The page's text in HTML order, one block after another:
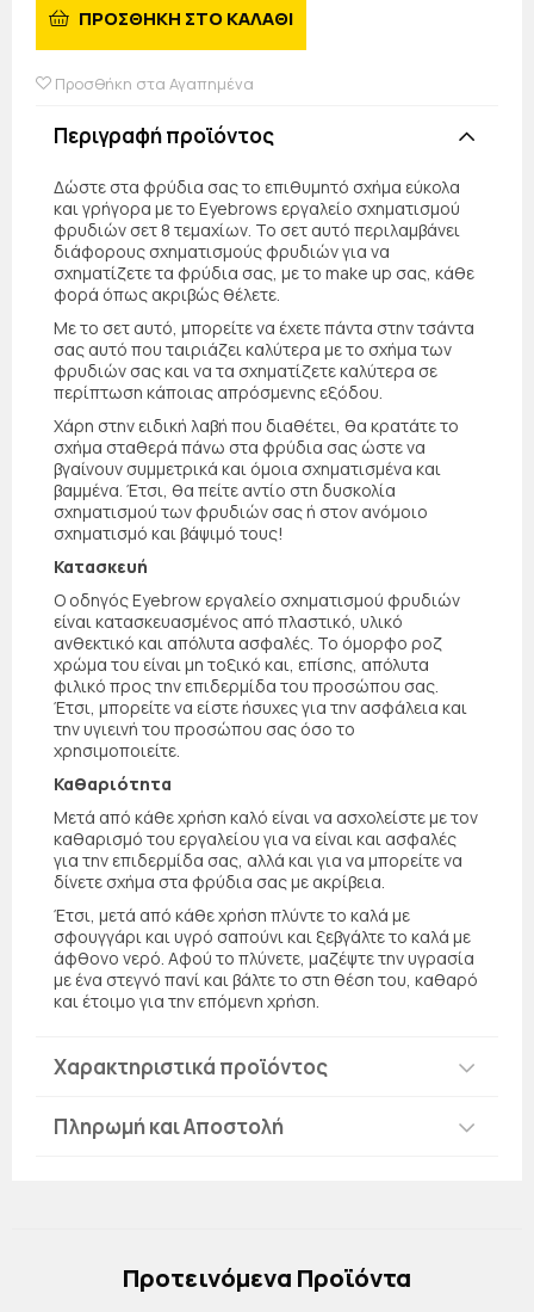
ΠΡΟΣΘΗΚΗ ΣΤΟ ΚΑΛΑΘΙ
Προσθήκη στα Αγαπημένα
Περιγραφή προϊόντος
Δώστε στα φρύδια σας το επιθυμητό σχήμα εύκολα
και γρήγορα με το Eyebrows εργαλείο σχηματισμού
φρυδιών σετ 8 τεμαχίων. Το σετ αυτό περιλαμβάνει
διάφορους σχηματισμούς φρυδιών για να
σχηματίζετε τα φρύδια σας, με το make up σας, κάθε
φορά όπως ακριβώς θέλετε.
Με το σετ αυτό, μπορείτε να έχετε πάντα στην τσάντα
σας αυτό που ταιριάζει καλύτερα με το σχήμα των
φρυδιών σας και να τα σχηματίζετε καλύτερα σε
περίπτωση κάποιας απρόσμενης εξόδου.
Χάρη στην ειδική λαβή που διαθέτει, θα κρατάτε το
σχήμα σταθερά πάνω στα φρύδια σας ώστε να
βγαίνουν συμμετρικά και όμοια σχηματισμένα και
βαμμένα. Έτσι, θα πείτε αντίο στη δυσκολία
σχηματισμού των φρυδιών σας ή στον ανόμοιο
σχηματισμό και βάψιμό τους!
Κατασκευή
Ο οδηγός Eyebrow εργαλείο σχηματισμού φρυδιών
είναι κατασκευασμένος από πλαστικό, υλικό
ανθεκτικό και απόλυτα ασφαλές. Το όμορφο ροζ
χρώμα του είναι μη τοξικό και, επίσης, απόλυτα
φιλικό προς την επιδερμίδα του προσώπου σας.
Έτσι, μπορείτε να είστε ήσυχες για την ασφάλεια και
την υγιεινή του προσώπου σας όσο το
χρησιμοποιείτε.
Καθαριότητα
Μετά από κάθε χρήση καλό είναι να ασχολείστε με τον
καθαρισμό του εργαλείου για να είναι και ασφαλές
για την επιδερμίδα σας, αλλά και για να μπορείτε να
δίνετε σχήμα στα φρύδια σας με ακρίβεια.
Έτσι, μετά από κάθε χρήση πλύντε το καλά με
σφουγγάρι και υγρό σαπούνι και ξεβγάλτε το καλά με
άφθονο νερό. Αφού το πλύνετε, μαζέψτε την υγρασία
με ένα στεγνό πανί και βάλτε το στη θέση του, καθαρό
και έτοιμο για την επόμενη χρήση.
Χαρακτηριστικά προϊόντος
Πληρωμή και Αποστολή
Πρoτεινόμενα Προϊόντα